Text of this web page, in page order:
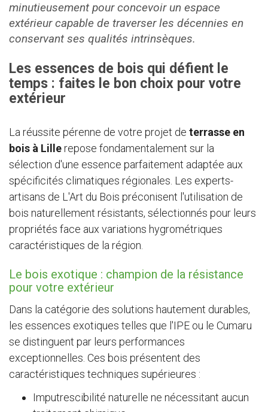
minutieusement pour concevoir un espace
extérieur capable de traverser les décennies en
conservant ses qualités intrinsèques.
Les essences de bois qui défient le
temps : faites le bon choix pour votre
extérieur
La réussite pérenne de votre projet de terrasse en
bois à Lillerepose fondamentalement sur la
sélection d'une essence parfaitement adaptée aux
spécificités climatiques régionales. Les experts-
artisans de L'Art du Bois préconisent l'utilisation de
bois naturellement résistants, sélectionnés pour leurs
propriétés face aux variations hygrométriques
caractéristiques de la région.
Le bois exotique : champion de la résistance
pour votre extérieur
Dans la catégorie des solutions hautement durables,
les essences exotiques telles que l'IPE ou le Cumaru
se distinguent par leurs performances
exceptionnelles. Ces bois présentent des
caractéristiques techniques supérieures :
Imputrescibilité naturelle ne nécessitant aucun